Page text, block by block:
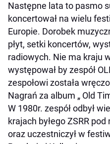
Następne lata to pasmo
koncertował na wielu
Europie. Dorobek
płyt, setki koncertów,
radiowych. Nie ma kraju
występował by zespół
zespołowi została
Nagrań za album „ Old
W 1980r. zespół odbył
krajach byłego ZSRR
oraz uczestniczył w